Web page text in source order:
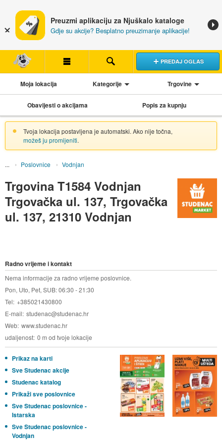
Preuzmi aplikaciju za Njuškalo kataloge
Gdje su akcije? Besplatno preuzimanje aplikacije!
PREDAJ OGLAS
Moja lokacija Kategorije Trgovine
Obavijesti o akcijama Popis za kupnju
Tvoja lokacija postavljena je automatski. Ako nije točna,
možeš ju promijeniti.
Poslovnice Vodnjan
Trgovina T1584 Vodnjan
Trgovačka ul. 137, Trgovačka
ul. 137, 21310 Vodnjan
Radno vrijeme i kontakt
Nema informacije za radno vrijeme poslovnice.
Pon, Uto, Pet, SUB: 06:30 - 21:30
Tel +385021430800
E-mail studenac@studenac.hr
Web www.studenac.hr
udaljenost 0 m od tvoje lokacije
Prikaz na karti
Sve Studenac akcije
Studenac katalog
Prikaži sve poslovnice
Sve Studenac poslovnice -
Istarska
Sve Studenac poslovnice -
Vodnjan